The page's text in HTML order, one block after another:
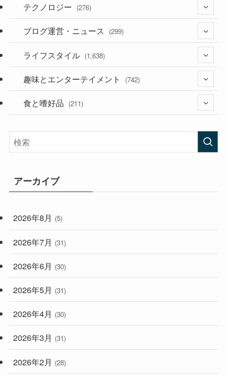
テクノロジー (276)
(36)
(187)
ブログ運営・ニュース (299)
(118)
(181)
ライフスタイル (1,638)
(394)
(282)
(33)
(248)
趣味とエンターテイメント (742)
(56)
食と嗜好品 (211)
アーカイブ
2026年8月 (5)
2026年7月 (31)
2026年6月 (30)
2026年5月 (31)
2026年4月 (30)
2026年3月 (31)
2026年2月 (28)